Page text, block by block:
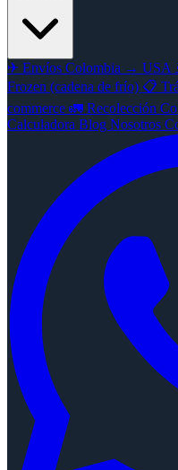
✈ Envíos Colombia → USA
Frozen (cadena de frío) 📋
commerce 🚛 Recolección
Calculadora Blog Nosotros